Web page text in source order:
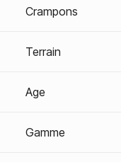
Crampons
Terrain
Age
Gamme